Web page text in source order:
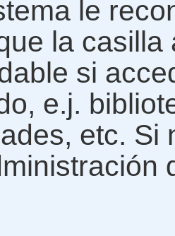
le
la casilla
si
e.j.
etc. Si